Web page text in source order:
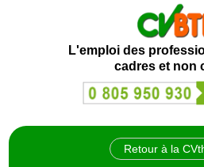
L'emploi des
cadres et non
Retour à la